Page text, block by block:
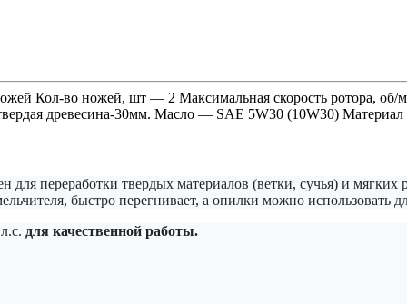
Кол-во ножей, шт — 2 Максимальная скорость ротора,
древесина-30мм. Масло — SAE 5W30 (10W30)
для переработки твердых материалов (ветки, сучья) и
быстро перегнивает, а опилки можно
для качественной работы.